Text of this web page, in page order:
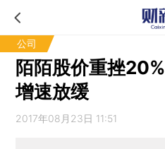
公司
陌陌股价重挫
增速放缓
2017年08月23日 11:51